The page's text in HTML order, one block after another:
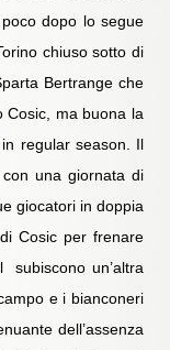
dopo lo segue
chiuso sotto di
Bertrange che
Cosic, ma buona la
regular season. Il
una giornata di
giocatori in doppia
Cosic per frenare
subiscono un’altra
e i bianconeri
dell’assenza